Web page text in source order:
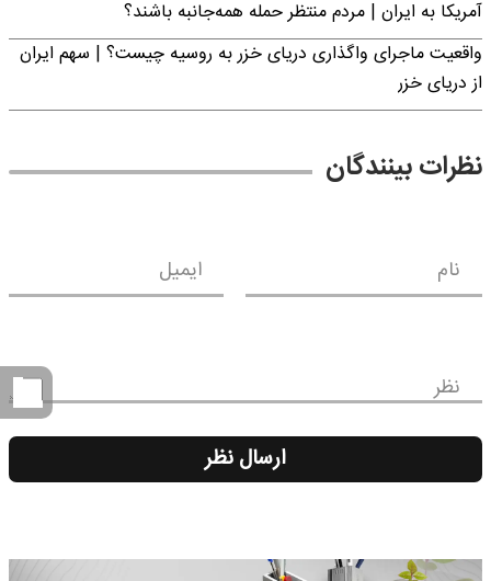
آمریکا به ایران | مردم منتظر حمله همه‌جانبه باشند؟
واقعیت ماجرای واگذاری دریای خزر به روسیه چیست؟ | سهم ایران
از دریای خزر
نظرات بینندگان
نام ایمیل
نظر
ارسال نظر